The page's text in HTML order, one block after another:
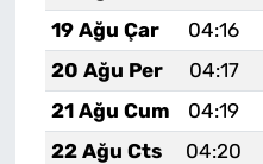
19 Ağu Çar
04:16
20 Ağu Per
04:17
21 Ağu Cum
04:19
22 Ağu Cts
04:20